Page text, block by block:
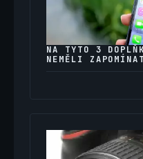
NA TYTO 3
NEMĚLI